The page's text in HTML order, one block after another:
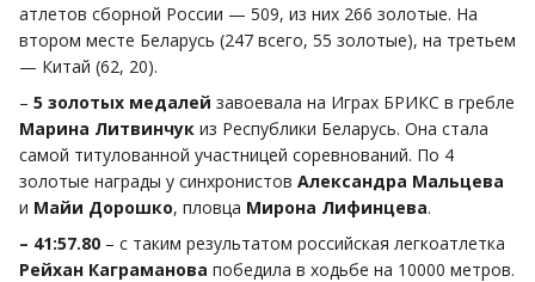
атлетов сборной России — 509, из них 266 золотые. На
втором месте Беларусь (247 всего, 55 золотые), на третьем
— Китай (62, 20).
– 5 золотых медалей завоевала на Играх БРИКС в гребле
Марина Литвинчук из Республики Беларусь. Она стала
самой титулованной участницей соревнований. По 4
золотые награды у синхронистов Александра Мальцева
и Майи Дорошко, пловца Мирона Лифинцева.
– 41:57.80 – с таким результатом российская легкоатлетка
Рейхан Каграманова победила в ходьбе на 10000 метров.